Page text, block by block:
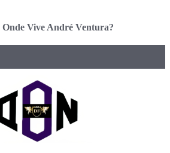
Onde Vive André Ventura?